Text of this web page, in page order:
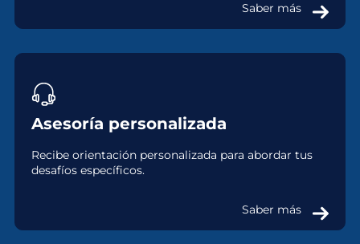
Saber más
Asesoría personalizada
Recibe orientación personalizada para abordar tus
desafíos específicos.
Saber más